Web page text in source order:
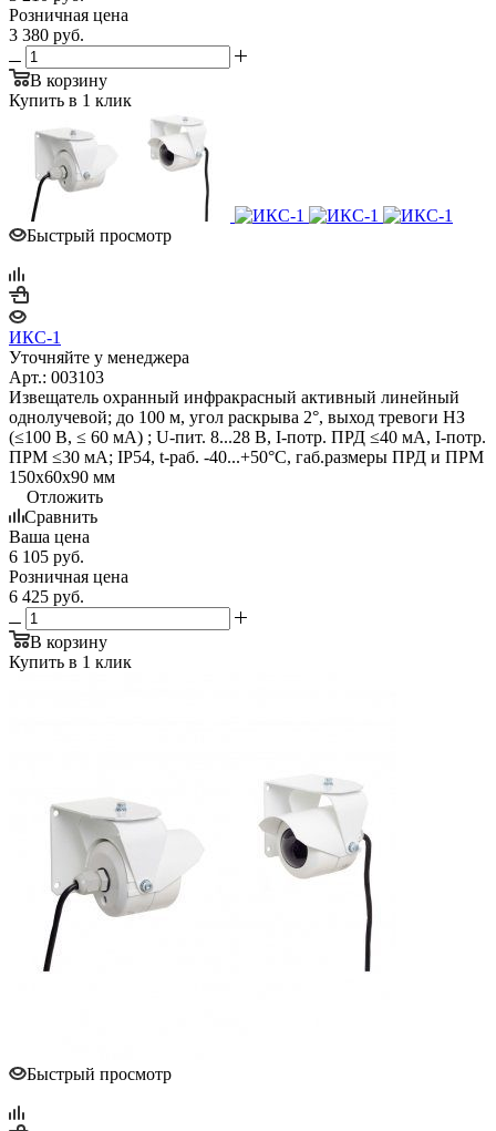
Розничная цена
3 380 руб.
В корзину
Купить в 1 клик
Быстрый просмотр
ИКС-1
Уточняйте у менеджера
Арт.: 003103
Извещатель охранный инфракрасный активный линейный
однолучевой; до 100 м, угол раскрыва 2°, выход тревоги НЗ
(≤100 В, ≤ 60 мА) ; U-пит. 8...28 В, I-потр. ПРД ≤40 мА, I-потр.
ПРМ ≤30 мА; IP54, t-раб. -40...+50°С, габ.размеры ПРД и ПРМ
150х60х90 мм
Отложить
Сравнить
Ваша цена
6 105 руб.
Розничная цена
6 425 руб.
В корзину
Купить в 1 клик
Быстрый просмотр